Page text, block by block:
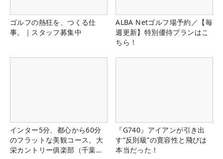
ゴルフの熱狂を、つくる仕
事。｜スタッフ募集中
ALBA Netゴルフ場予約／【毎
週更新】特別優待プランはこ
ちら！
インター5分、都心から60分
のフラットな美観コース。大
栄カントリー俱楽部（千葉
『G740』アイアンが引き出
す“反則級”の寛容性と飛びは
本当だった！